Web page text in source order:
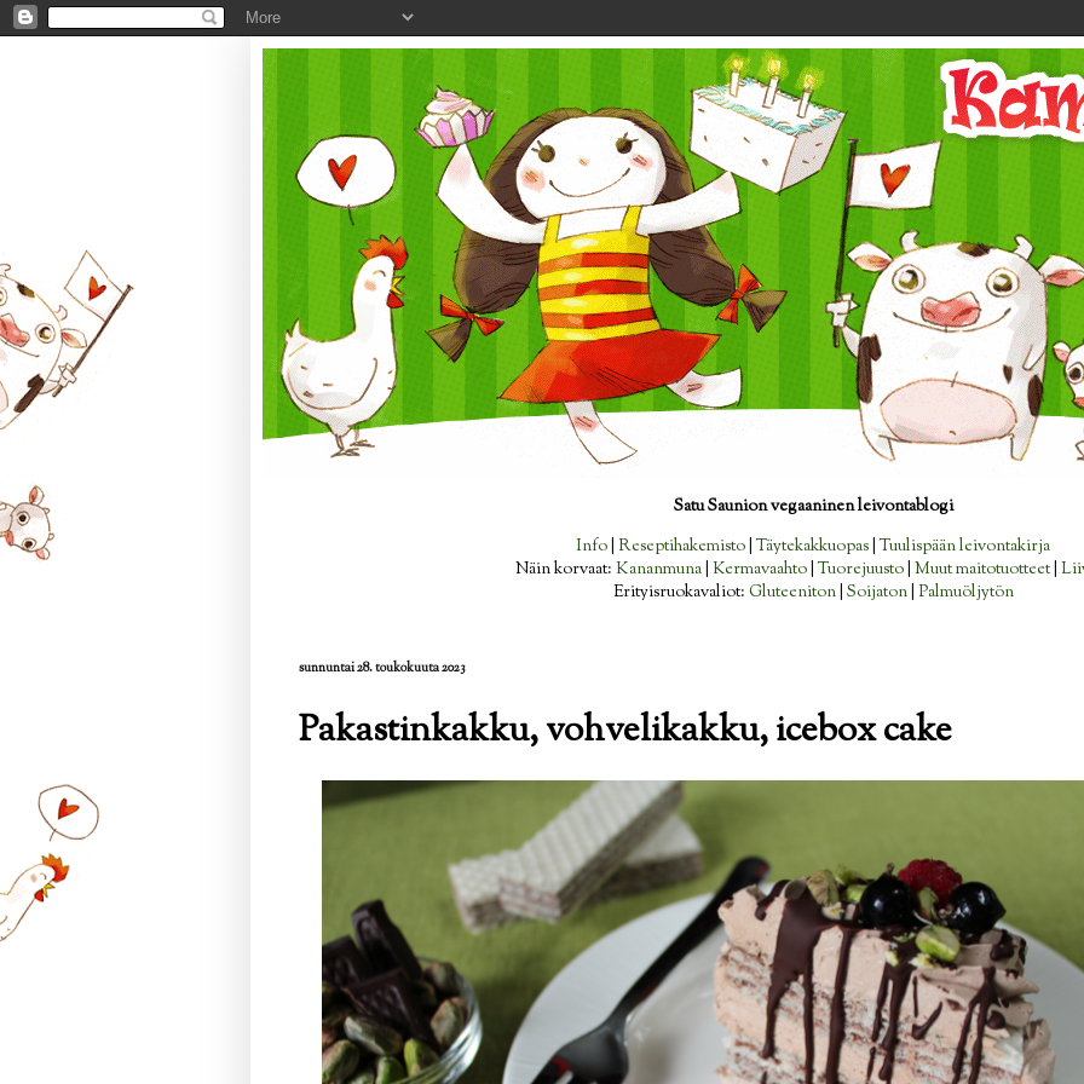
Satu Saunion vegaaninen leivontablogi
Info Reseptihakemisto |Täytekakkuopas |Tuulispään leivontakirja
Näin korvaat: Kananmuna Kermavaahto |Tuorejuusto Muut maitotuotteet|
Erityisruokavaliot: Gluteeniton| Soijaton| Palmuöljytön
sunnuntai 28. toukokuuta 2023
Pakastinkakku, vohvelikakku, icebox cake